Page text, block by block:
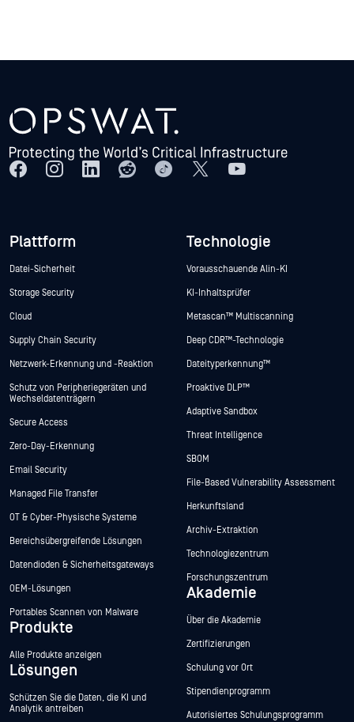
Plattform
Datei-Sicherheit
Storage Security
Cloud
Supply Chain Security
Netzwerk-Erkennung und -Reaktion
Schutz von Peripheriegeräten und
Wechseldatenträgern
Secure Access
Zero-Day-Erkennung
Email Security
Managed File Transfer
OT & Cyber-Physische Systeme
Bereichsübergreifende Lösungen
Datendioden & Sicherheitsgateways
OEM-Lösungen
Portables Scannen von Malware
Produkte
Alle Produkte anzeigen
Lösungen
Schützen Sie die Daten, die KI und
Analytik antreiben
Technologie
Vorausschauende Alin-KI
KI-Inhaltsprüfer
Metascan™ Multiscanning
Deep CDR™-Technologie
Dateityperkennung™
Proaktive DLP™
Adaptive Sandbox
Threat Intelligence
SBOM
File-Based Vulnerability Assessment
Herkunftsland
Archiv-Extraktion
Technologiezentrum
Forschungszentrum
Akademie
Über die Akademie
Zertifizierungen
Schulung vor Ort
Stipendienprogramm
Autorisiertes Schulungsprogramm